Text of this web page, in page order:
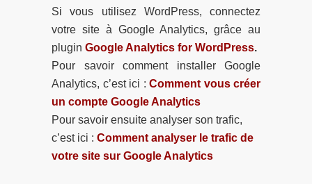
Si vous utilisez WordPress, connectez
votre site à Google Analytics, grâce au
plugin Google Analytics for WordPress.
Pour savoir comment installer Google
Analytics, c’est ici : Comment vous créer
un compte Google Analytics
Pour savoir ensuite analyser son trafic,
c’est ici : Comment analyser le trafic de
votre site sur Google Analytics